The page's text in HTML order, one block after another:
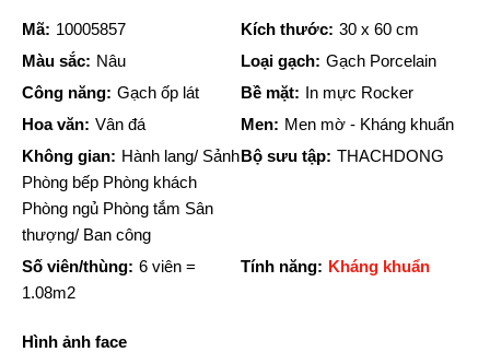
Mã: 10005857 Kích thước: 30 x 60 cm
Màu sắc: Nâu Loại gạch: Gạch Porcelain
Công năng: Gạch ốp lát Bề mặt: In mực Rocker
Hoa văn: Vân đá Men: Men mờ - Kháng khuẩn
Không gian: Hành lang/ Sảnh
Phòng bếp Phòng khách
Phòng ngủ Phòng tắm Sân
thượng/ Ban công
Bộ sưu tập: THACHDONG
Số viên/thùng: 6 viên =
1.08m2
Tính năng: Kháng khuẩn
Hình ảnh face